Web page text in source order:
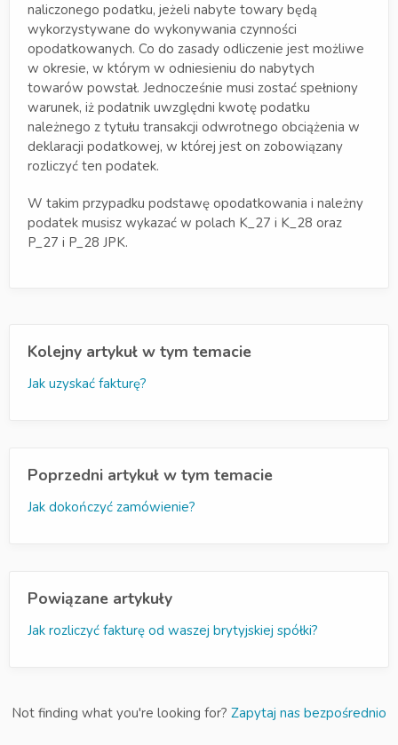
naliczonego podatku, jeżeli nabyte towary będą
wykorzystywane do wykonywania czynności
opodatkowanych. Co do zasady odliczenie jest możliwe
w okresie, w którym w odniesieniu do nabytych
towarów powstał. Jednocześnie musi zostać spełniony
warunek, iż podatnik uwzględni kwotę podatku
należnego z tytułu transakcji odwrotnego obciążenia w
deklaracji podatkowej, w której jest on zobowiązany
rozliczyć ten podatek.
W takim przypadku podstawę opodatkowania i należny
podatek musisz wykazać w polach K_27 i K_28 oraz
P_27 i P_28 JPK.
Kolejny artykuł w tym temacie
Jak uzyskać fakturę?
Poprzedni artykuł w tym temacie
Jak dokończyć zamówienie?
Powiązane artykuły
Jak rozliczyć fakturę od waszej brytyjskiej spółki?
Not finding what you're looking for? Zapytaj nas bezpośrednio